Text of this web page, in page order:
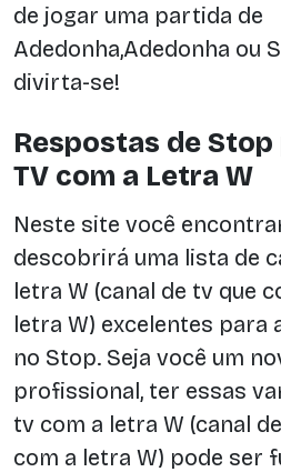
de jogar uma partida de
Adedonha,Adedonha ou
divirta-se!
Respostas de
TV com a Letra W
Neste site você
descobrirá uma lista de
letra W (canal de tv que
letra W) excelentes para
no Stop. Seja você um
profissional, ter essas
tv com a letra W (canal
com a letra W) pode ser